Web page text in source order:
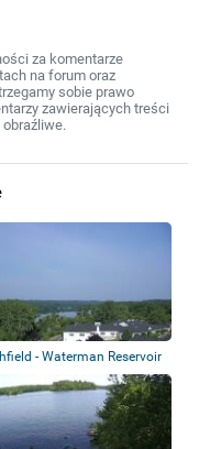
za komentarze
na forum oraz
sobie prawo
zawierających treści
- Waterman Reservoir